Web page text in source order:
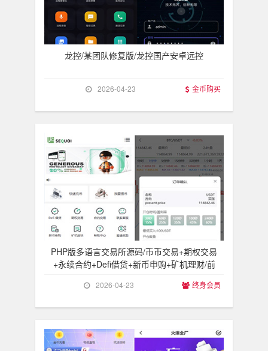
龙控/某团队修复版/龙控国产安卓远控
2026-04-23 金币购买
PHP版多语言交易所源码/币币交易+期权交易
+永续合约+Defi借贷+新币申购+矿机理财/前
2026-04-23 终身会员